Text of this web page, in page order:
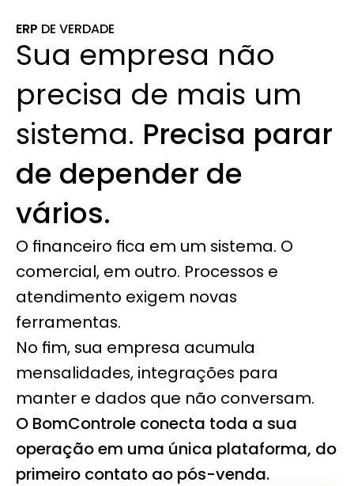
ERP DE VERDADE
Sua empresa não
precisa de mais um
sistema. Precisa parar
de depender de
vários.
O financeiro fica em um sistema. O
comercial, em outro. Processos e
atendimento exigem novas
ferramentas.
No fim, sua empresa acumula
mensalidades, integrações para
manter e dados que não conversam.
O BomControle conecta toda a sua
operação em uma única plataforma, do
primeiro contato ao pós-venda.